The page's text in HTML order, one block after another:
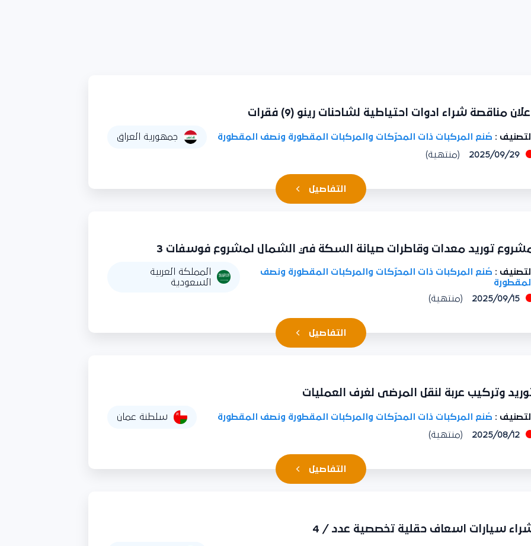
مناقصة شراء ادوات احتياطية لشاحنات رينو (9) فقرات
: صُنع المركبات ذات المحرّكات والمركبات المقطورة ونصف المقطورة جمهورية العراق
2025/09/29 (منتهية)
التفاصيل
توريد معدات وقاطرات صيانة السكة في الشمال لمشروع فوسفات 3
: صُنع المركبات ذات المحرّكات والمركبات المقطورة ونصف
المملكة العربية
السعودية
2025/09/15
(منتهية)
التفاصيل
وتركيب عربة لنقل المرضى لغرف العمليات
: صُنع المركبات ذات المحرّكات والمركبات المقطورة ونصف المقطورة سلطنة عمان
2025/08/12 (منتهية)
التفاصيل
سيارات اسعاف حقلية تخصصية عدد / 4